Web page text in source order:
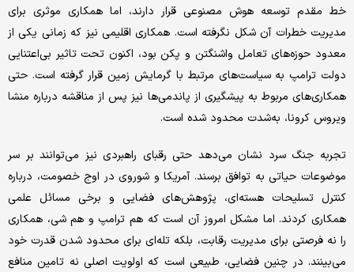
خط مقدم توسعه هوش مصنوعی قرار دارند، اما همکاری موثری برای
مدیریت خطرات آن شکل نگرفته است. همکاری اقلیمی نیز که زمانی یکی از
معدود حوزه‌های تعامل واشنگتن و پکن بود، اکنون تحت تاثیر بی‌اعتنایی
دولت ترامپ به سیاست‌های مرتبط با گرمایش زمین قرار گرفته است. حتی
همکاری‌های مربوط به پیشگیری از پاندمی‌ها نیز پس از مناقشه درباره منشا
ویروس کرونا، به‌شدت محدود شده است.
تجربه جنگ سرد نشان می‌دهد حتی رقبای راهبردی نیز می‌توانند بر سر
موضوعات حیاتی به توافق برسند. آمریکا و شوروی در اوج خصومت، درباره
کنترل تسلیحات هسته‌ای، پژوهش‌های فضایی و برخی مسائل علمی
همکاری کردند. اما مشکل امروز آن است که هم ترامپ و هم شی، همکاری
را نه فرصتی برای مدیریت رقابت، بلکه تله‌ای برای محدود شدن قدرت خود
می‌بینند. در چنین فضایی، طبیعی است که اولویت اصلی نه تامین منافع